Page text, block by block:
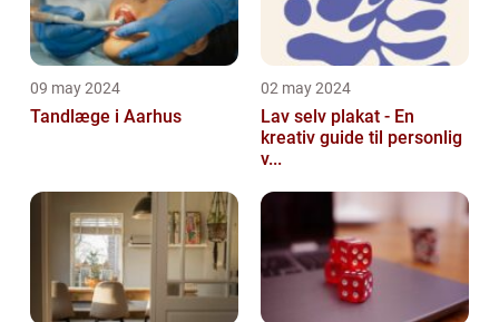
09 may 2024
Tandlæge i Aarhus
02 may 2024
Lav selv plakat - En
kreativ guide til personlig
v...